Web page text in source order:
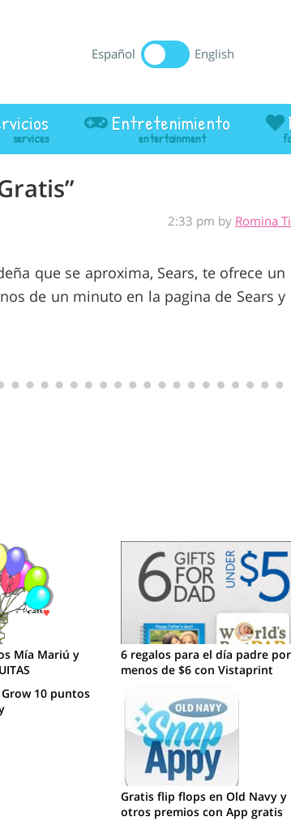
Español English
Entretenimiento
2:33 pm by Romina
que se aproxima, Sears, te ofrece un
de un minuto en la pagina de Sears y
Mía Mariú y
6 regalos para el día padre por
menos de $6 con Vistaprint
10 puntos
Gratis flip flops en Old Navy y
otros premios con App gratis